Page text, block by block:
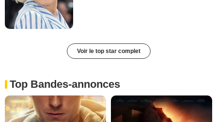
Voir le top star complet
Top Bandes-annonces